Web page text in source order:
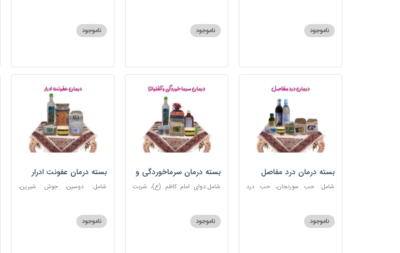
ناموجود
ناموجود
خاکشیر، صابون شغاری قهوه ای،
روغن و قطره بنفشه
ناموجود
بسته درمان درد مفاصل
شامل: حب سورنجان، حب درد
دوغ شتر، روغن گرم کد123
ناموجود
بسته درمان سرماخوردگی و
آنفلوانزا
شامل:دوای امام کاظم (ع)، شربت
دریاناموجود
بسته درمان عفونت ادرار
شامل: دوسین، جوش شیرین،
ناموجود